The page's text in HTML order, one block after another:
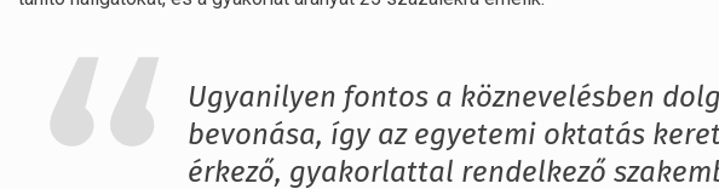
Ugyanilyen fontos a köznevelésben
bevonása, így az egyetemi oktatás
érkező, gyakorlattal rendelkező